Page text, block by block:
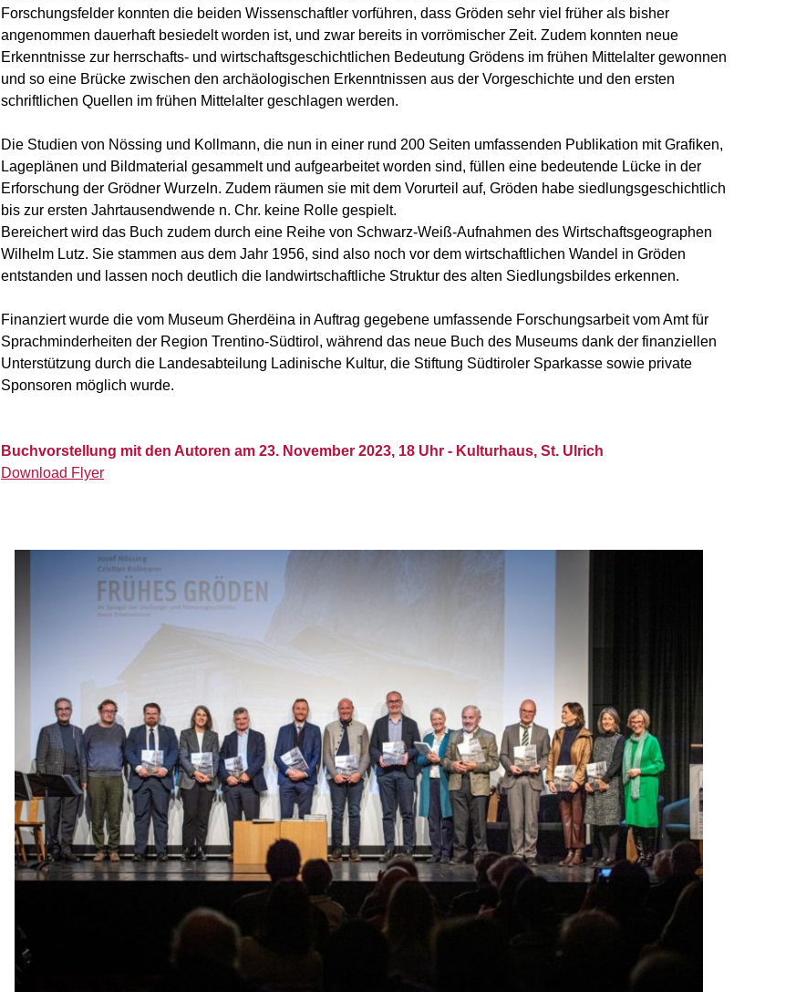
Forschungsfelder konnten die beiden Wissenschaftler vorführen, dass Gröden sehr viel früher als bisher
angenommen dauerhaft besiedelt worden ist, und zwar bereits in vorrömischer Zeit. Zudem konnten neue
Erkenntnisse zur herrschafts- und wirtschaftsgeschichtlichen Bedeutung Grödens im frühen Mittelalter gewonnen
und so eine Brücke zwischen den archäologischen Erkenntnissen aus der Vorgeschichte und den ersten
schriftlichen Quellen im frühen Mittelalter geschlagen werden.
Die Studien von Nössing und Kollmann, die nun in einer rund 200 Seiten umfassenden Publikation mit Grafiken,
Lageplänen und Bildmaterial gesammelt und aufgearbeitet worden sind, füllen eine bedeutende Lücke in der
Erforschung der Grödner Wurzeln. Zudem räumen sie mit dem Vorurteil auf, Gröden habe siedlungsgeschichtlich
bis zur ersten Jahrtausendwende n. Chr. keine Rolle gespielt.
Bereichert wird das Buch zudem durch eine Reihe von Schwarz-Weiß-Aufnahmen des Wirtschaftsgeographen
Wilhelm Lutz. Sie stammen aus dem Jahr 1956, sind also noch vor dem wirtschaftlichen Wandel in Gröden
entstanden und lassen noch deutlich die landwirtschaftliche Struktur des alten Siedlungsbildes erkennen.
Finanziert wurde die vom Museum Gherdëina in Auftrag gegebene umfassende Forschungsarbeit vom Amt für
Sprachminderheiten der Region Trentino-Südtirol, während das neue Buch des Museums dank der finanziellen
Unterstützung durch die Landesabteilung Ladinische Kultur, die Stiftung Südtiroler Sparkasse sowie private
Sponsoren möglich wurde.
Buchvorstellung mit den Autoren am 23. November 2023, 18 Uhr - Kulturhaus, St. Ulrich
Download Flyer